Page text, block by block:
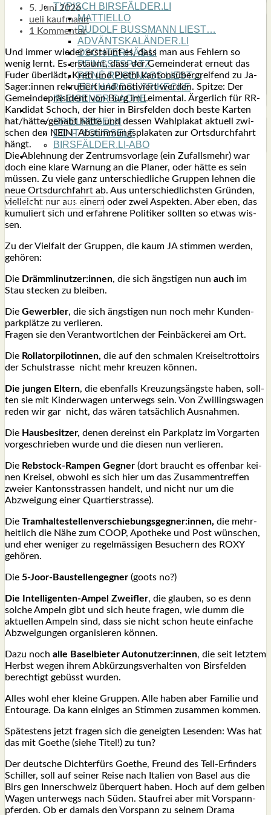
TYPISCH BIRSFÄLDER.LI
MATTIELLO
RUDOLF BUSS­MANN LIEST…
ADVÄNTSKALÄNDER.LI
OSCHTERHÄS.LI
PFINGST­SPATZ
RENÉ REGEN­ASS LIEST…
ECK­HARDS LYRIK­ECKE
IN EIGE­NER SACHE
SO GOOT’S
SPIEL­RE­GELN
DO-IT-YOUR­S­ELF
BIRSFÄLDER.LI-ABO
SHOUT­BOX
5. Juni 2026
ueli kaufmann
1 Kommentar
Und immer wie­der erstaunt es, dass man aus Feh­lern so
wenig lernt. Es erstaunt, dass der Gemein­de­rat erneut das
Fuder über­lädt, Kre­ti und Ple­thi kan­tons­über­grei­fend zu Ja-
Sager:innen rekru­tiert und moti­viert wer­den. Spit­ze: Der
Gemein­de­prä­si­dent von Burg im Leim­en­tal. Ärger­lich für RR-
Kan­di­dat Scho­ch, der hier in Birs­fel­den doch bes­te Kar­ten
hat/hätte/gehabt hät­te und des­sen Wahl­pla­kat aktu­ell zwi­
schen den NEIN- Abstim­mungs­pla­ka­ten zur Orts­durch­fahrt
hängt.
Die Ableh­nung der Zen­trums­vor­la­ge (ein Zufalls­mehr) war
doch eine kla­re War­nung an die Pla­ner, oder hät­te es sein
müs­sen. Zu vie­le ganz unter­schied­li­che Grup­pen leh­nen die
neue Orts­durch­fahrt ab. Aus unter­schied­lichs­ten Grün­den,
viel­leicht nur aus einem oder zwei Aspek­ten. Aber eben, das
kumu­liert sich und erfah­re­ne Poli­ti­ker soll­ten so etwas wis­
sen.
Zu der Viel­falt der Grup­pen, die kaum JA stim­men wer­den,
gehö­ren:
Die Drämmlinutzer:innen, die sich ängs­ti­gen nun auch im
Stau ste­cken zu blei­ben.
Die Gewerb­ler, die sich ängs­ti­gen nun noch mehr Kun­den­
park­plät­ze zu ver­lie­ren.
Fra­gen sie den Ver­ant­wortl­chen der Fein­bä­cke­rei am Ort.
Die Rol­la­tor­pi­lo­tin­nen, die auf den schma­len Krei­sel­trot­toirs
der Schul­stras­se nicht mehr kreu­zen kön­nen.
Die jun­gen Eltern, die eben­falls Kreu­zungs­ängs­te haben, soll­
ten sie mit Kin­der­wa­gen unter­wegs sein. Von Zwil­lings­wa­gen
reden wir gar nicht, das wären tat­säch­lich Aus­nah­men.
Die Haus­be­sit­zer, denen der­einst ein Park­platz im Vor­gar­ten
vor­ge­schrie­ben wur­de und die die­sen nun ver­lie­ren.
Die Reb­stock-Ram­pen Geg­ner (dort braucht es offen­bar kei­
nen Krei­sel, obwohl es sich hier um das Zusam­men­tref­fen
zwei­er Kan­tons­stras­sen han­delt, und nicht nur um die
Abzwei­gung einer Quar­tier­stras­se).
Die Tramhaltestellenverschiebungsgegner:innen, die mehr­
heit­lich die Nähe zum COOP, Apo­the­ke und Post wün­schen,
und eher weni­ger zu regel­mäs­si­gen Besu­chern des ROXY
gehö­ren.
Die 5‑Jo­or-Bau­stel­len­geg­ner (goots no?)
Die Intel­li­gen­ten-Ampel Zweif­ler, die glau­ben, so es denn
sol­che Ampeln gibt und sich heu­te fra­gen, wie dumm die
aktu­el­len Ampeln sind, dass sie nicht schon heu­te ein­fa­che
Abzwei­gun­gen orga­ni­sie­ren kön­nen.
Dazu noch alle Basel­bie­ter Autonutzer:innen, die seit letz­tem
Herbst wegen ihrem Abkür­zungs­ver­hal­ten von Birs­fel­den
berech­tigt gebüsst wur­den.
Alles wohl eher klei­ne Grup­pen. Alle haben aber Fami­lie und
Entou­ra­ge. Da kann eini­ges an Stim­men zusam­men kom­men.
Spä­tes­tens jetzt fra­gen sich die geneig­ten Lesen­den: Was hat
das mit Goe­the (sie­he Titel!) zu tun?
Der deut­sche Dich­ter­fürs Goe­the, Freund des Tell-Erfin­ders
Schil­ler, soll auf sei­ner Rei­se nach Ita­li­en von Basel aus die
Birs gen Inner­schweiz über­quert haben. Hoch auf dem gel­ben
Wagen unter­wegs nach Süden. Staufrei aber mit Vor­spann­
pfer­den. Ob er damals den Vor­spann zu sei­nem Dra­ma